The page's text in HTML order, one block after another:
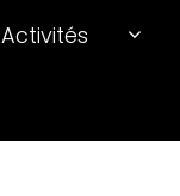
Activités